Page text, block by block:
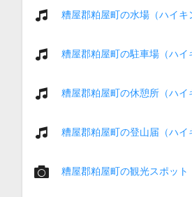
糟屋郡粕屋町の水場（ハイキ
糟屋郡粕屋町の駐車場（ハイ
糟屋郡粕屋町の休憩所（ハイ
糟屋郡粕屋町の登山届（ハイ
糟屋郡粕屋町の観光スポット